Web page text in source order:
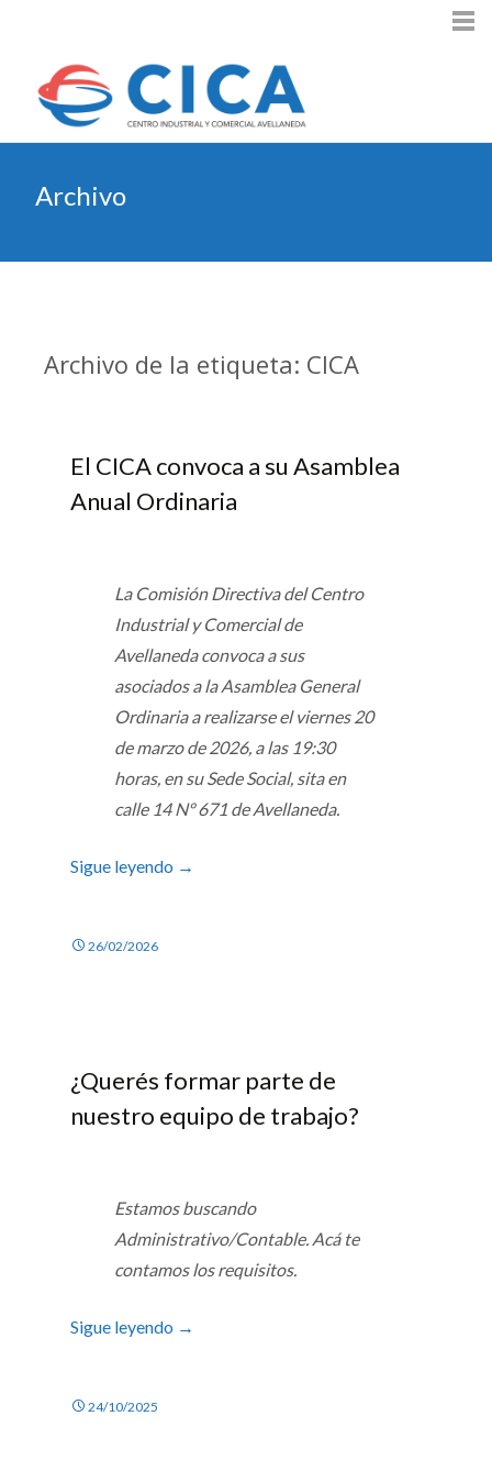
Archivo
Archivo de la etiqueta: CICA
El CICA convoca a su Asamblea
Anual Ordinaria
La Comisión Directiva del Centro
Industrial y Comercial de
Avellaneda convoca a sus
asociados a la Asamblea General
Ordinaria a realizarse el viernes 20
de marzo de 2026, a las 19:30
horas, en su Sede Social, sita en
calle 14 Nº 671 de Avellaneda.
Sigue leyendo →
26/02/2026
¿Querés formar parte de
nuestro equipo de trabajo?
Estamos buscando
Administrativo/Contable. Acá te
contamos los requisitos.
Sigue leyendo →
24/10/2025